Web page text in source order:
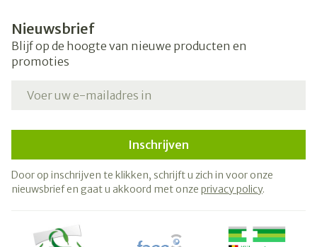
Nieuwsbrief
Blijf op de hoogte van nieuwe producten en
promoties
Inschrijven
Door op inschrijven te klikken, schrijft u zich in voor onze
nieuwsbrief en gaat u akkoord met onze privacy policy.